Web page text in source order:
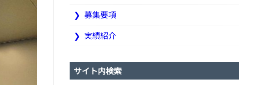
募集要項
実績紹介
サイト内検索